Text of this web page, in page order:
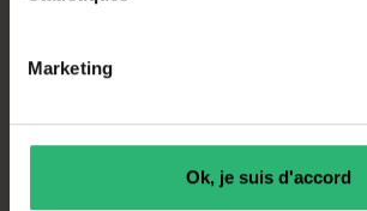
Marketing
Ok, je suis d'accord
Small Form